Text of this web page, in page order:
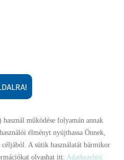
tájékoztató Impresszum
működése folyamán annak
élményt nyújthassa Önnek,
A sütik használatát bármikor
olvashat itt: Adatkezelési